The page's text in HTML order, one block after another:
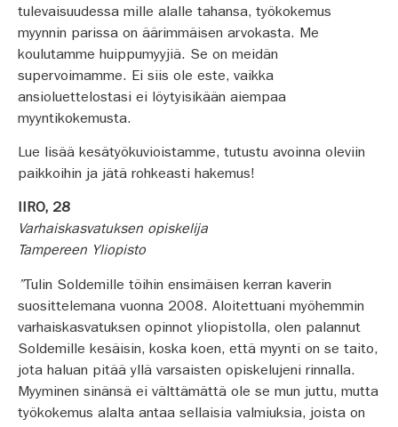
tulevaisuudessa mille alalle tahansa, työkokemus
myynnin parissa on äärimmäisen arvokasta. Me
koulutamme huippumyyjiä. Se on meidän
supervoimamme. Ei siis ole este, vaikka
ansioluettelostasi ei löytyisikään aiempaa
myyntikokemusta.
Lue lisää kesätyökuvioistamme, tutustu avoinna oleviin
paikkoihin ja jätä rohkeasti hakemus!
IIRO, 28
Varhaiskasvatuksen opiskelija
Tampereen Yliopisto
”Tulin Soldemille töihin ensimäisen kerran kaverin
suosittelemana vuonna 2008. Aloitettuani myöhemmin
varhaiskasvatuksen opinnot yliopistolla, olen palannut
Soldemille kesäisin, koska koen, että myynti on se taito,
jota haluan pitää yllä varsaisten opiskelujeni rinnalla.
Myyminen sinänsä ei välttämättä ole se mun juttu, mutta
työkokemus alalta antaa sellaisia valmiuksia, joista on